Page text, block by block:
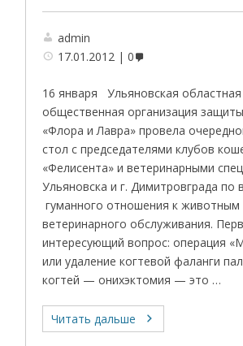
admin
17.01.2012
0
16 января Ульяновская областная
общественная организация
«Флора и Лавра» провела
стол с председателями клубов
«Фелисента» и ветеринарными
Ульяновска и г. Димитровграда по
гуманного отношения к животным
ветеринарного обслуживания.
интересующий вопрос: операция
или удаление когтевой фаланги
когтей — онихэктомия — это …
Читать дальше